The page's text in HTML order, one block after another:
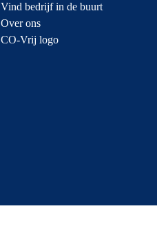
Vind bedrijf in de buurt
Over ons
CO-Vrij logo